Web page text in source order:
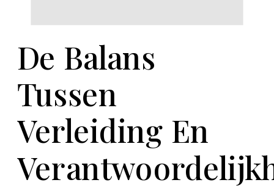
De Balans
Tussen
Verleiding En